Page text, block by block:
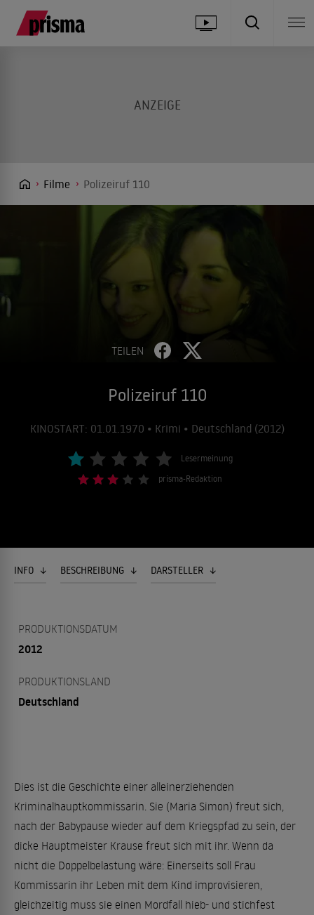
Filme Polizeiruf 110
TEILEN
Polizeiruf 110
KINOSTART: 01.01.1970 • Krimi • Deutschland (2012)
Lesermeinung
prisma-Redaktion
INFO BESCHREIBUNG DARSTELLER
PRODUKTIONSDATUM
2012
PRODUKTIONSLAND
Deutschland
Dies ist die Geschichte einer alleinerziehenden
Kriminalhauptkommissarin. Sie (Maria Simon) freut sich,
nach der Babypause wieder auf dem Kriegspfad zu sein, der
dicke Hauptmeister Krause freut sich mit ihr. Wenn da
nicht die ­Doppel­belastung wäre: Einerseits soll Frau
Kommissarin ihr Leben mit dem Kind improvisieren,
gleichzeitig muss sie einen Mordfall hieb- und stichfest